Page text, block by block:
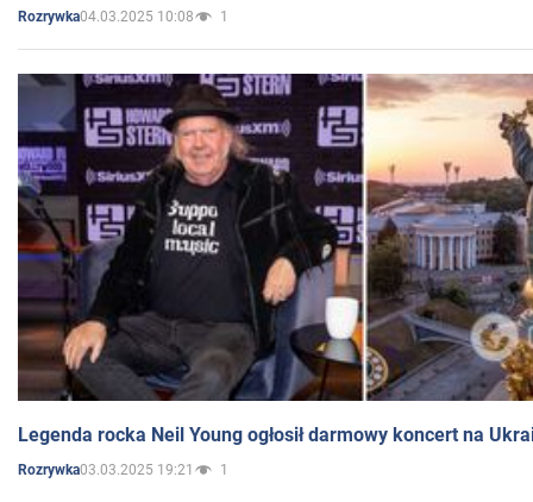
Rozrywka04.03.2025 10:08 1
Legenda rocka Neil Young ogłosił darmowy koncert na
Rozrywka03.03.2025 19:21 1